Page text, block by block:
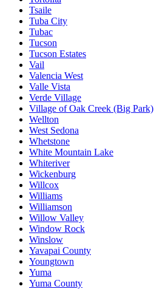
Tsaile
Tuba City
Tubac
Tucson
Tucson Estates
Vail
Valencia West
Valle Vista
Verde Village
Village of Oak Creek (Big Park)
Wellton
West Sedona
Whetstone
White Mountain Lake
Whiteriver
Wickenburg
Willcox
Williams
Williamson
Willow Valley
Window Rock
Winslow
Yavapai County
Youngtown
Yuma
Yuma County